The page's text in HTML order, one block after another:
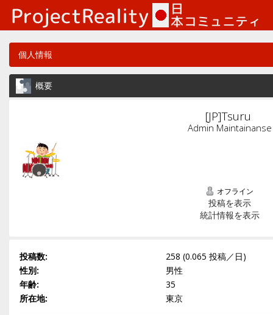
個人情報
概要
[JP]Tsuru
Admin Maintainanse
オフライン
投稿を表示
統計情報を表示
投稿数:
258 (0.065 投稿／日)
性別:
男性
年齢:
35
所在地:
東京